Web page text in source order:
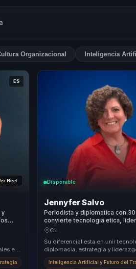
Organizacional Inteligencia
ES
Reel
y
en
se
Disponible
Jennyfer Salvo
Periodista y diplomatica con
convierte tecnologia etica,
y expansion global en claridad
CL
Su diferencial esta en unir
diplomacia, estrategia y
conversacion. No presenta la IA
abstr...
Inteligencia Artificial y Futuro del